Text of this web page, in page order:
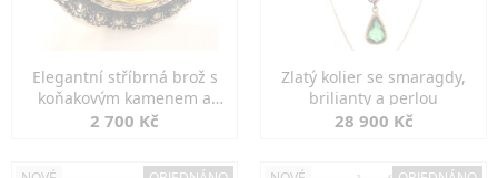
Elegantní stříbrná brož s
koňakovým kamenem a
markazity
2 700 Kč
Zlatý kolier se smaragdy,
brilianty a perlou
28 900 Kč